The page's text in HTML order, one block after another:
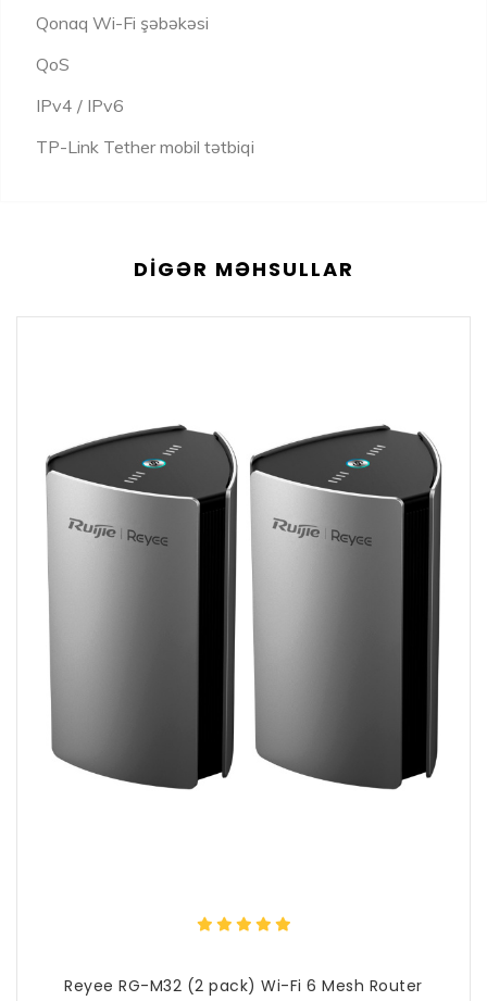
Qonaq Wi-Fi şəbəkəsi
QoS
IPv4 / IPv6
TP-Link Tether mobil tətbiqi
DIGƏR MƏHSULLAR
Reyee RG-M32 (2 pack) Wi-Fi 6 Mesh Router